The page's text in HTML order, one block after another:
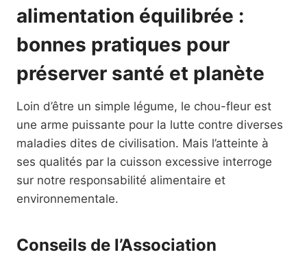
alimentation équilibrée :
bonnes pratiques pour
préserver santé et planète
Loin d’être un simple légume, le chou-fleur est
une arme puissante pour la lutte contre diverses
maladies dites de civilisation. Mais l’atteinte à
ses qualités par la cuisson excessive interroge
sur notre responsabilité alimentaire et
environnementale.
Conseils de l’Association